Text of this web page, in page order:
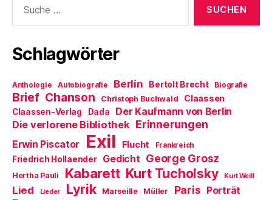
nach:
Schlagwörter
Anthologie Autobiografie Berlin Bertolt Brecht Biografie
Brief Chanson Christoph Buchwald Claassen
Claassen-Verlag Dada Der Kaufmann von Berlin
Die verlorene Bibliothek Erinnerungen
Erwin Piscator Exil Flucht Frankreich
Friedrich Hollaender Gedicht George Grosz
Hertha Pauli Kabarett Kurt Tucholsky Kurt Weill
Lied Lieder Lyrik Marseille Müller Paris Porträt